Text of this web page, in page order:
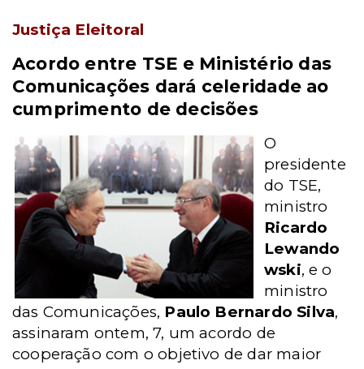
Justiça Eleitoral
Acordo entre TSE e Ministério das
Comunicações dará celeridade ao
cumprimento de decisões
O
presidente
do TSE,
ministro
Ricardo
Lewando
wski, e o
ministro
das Comunicações, Paulo Bernardo Silva,
assinaram ontem, 7, um acordo de
cooperação com o objetivo de dar maior